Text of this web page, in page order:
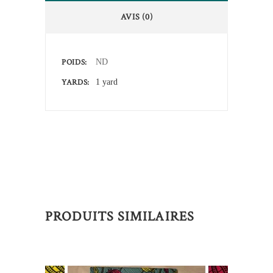
AVIS (0)
POIDS ND
YARDS 1 yard
PRODUITS SIMILAIRES